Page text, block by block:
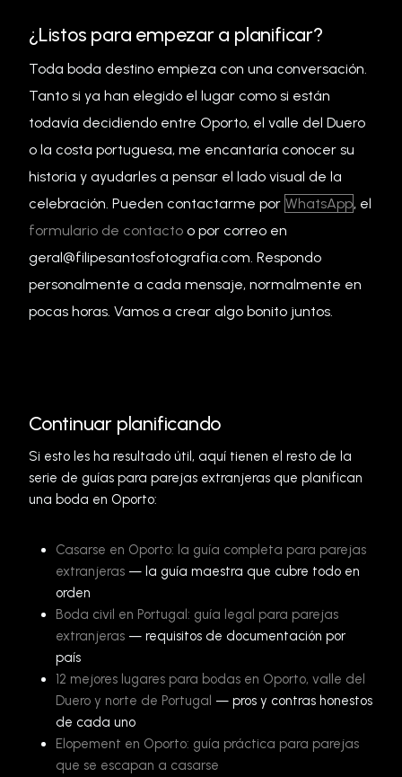
¿Listos para empezar a planificar?
Toda boda destino empieza con una conversación.
Tanto si ya han elegido el lugar como si están
todavía decidiendo entre Oporto, el valle del Duero
o la costa portuguesa, me encantaría conocer su
historia y ayudarles a pensar el lado visual de la
celebración. Pueden contactarme por WhatsApp, el
formulario de contacto o por correo en
geral@filipesantosfotografia.com. Respondo
personalmente a cada mensaje, normalmente en
pocas horas. Vamos a crear algo bonito juntos.
Continuar planificando
Si esto les ha resultado útil, aquí tienen el resto de la
serie de guías para parejas extranjeras que planifican
una boda en Oporto:
Casarse en Oporto: la guía completa para parejas
extranjeras — la guía maestra que cubre todo en
orden
Boda civil en Portugal: guía legal para parejas
extranjeras — requisitos de documentación por
país
12 mejores lugares para bodas en Oporto, valle del
Duero y norte de Portugal — pros y contras honestos
de cada uno
Elopement en Oporto: guía práctica para parejas
que se escapan a casarse